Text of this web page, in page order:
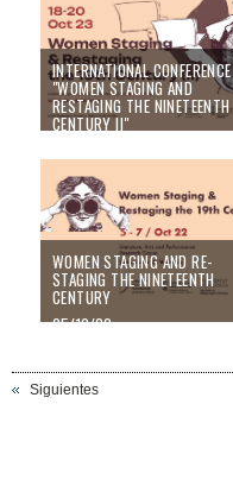
08/05/23
INTERNATIONAL CONFERENCE
"WOMEN STAGING AND
RESTAGING THE NINETEENTH
CENTURY II"
WOMEN STAGING AND RE-
STAGING THE NINETEENTH
CENTURY
05/10/22
Siguientes